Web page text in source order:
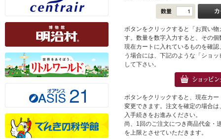
ボタンをクリックすると「お買い
す。数量を数字入力すると、その
現在カートに入れているものを確
う場合には、下記のような「ショ
して下さい。
ボタンをクリックすると、現在カ
変更できます。注文を確定の場合
入手続きをお進みください。
尚、1回のご注文につき商品代金・
を上限とさせていただきます。